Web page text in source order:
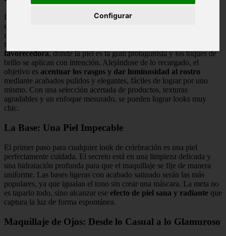
Configurar
La próxima Navidad se perfila como la ocasión ideal para
experimentar con el maquillaje, creando estilismos elevados que
mantengan un aire fresco y natural. Las propuestas de esta
temporada se inclinan por una estética
favorecedora, donde la piel es la gran protagonista y los toques de
brillo se aplican con intención. Alejándose de lo recargado, el
objetivo es acentuar los rasgos y dar luminosidad al rostro
mediante acabados pulidos y elegantes, fáciles de lograr por uno
mismo. Con una selección acertada de productos, texturas
agradables y un enfoque mesurado, se pueden lograr looks muy
chic.
La Base: Una Piel Impecable
El primer paso para cualquier look de celebración es una piel
perfectamente cuidada. El secreto está en una limpieza delicada y
una hidratación profunda para que el maquillaje se fije de manera
uniforme. Las bases ligeras con acabado satinado serán las más
populares, ya que igualan el tono sin crear una máscara. La meta no
es taparlo todo, sino alcanzar ese efecto de piel sana y radiante que
captura la luz de forma espontánea.
Maquillaje de Ojos: Desde lo Casual a lo Glamuroso